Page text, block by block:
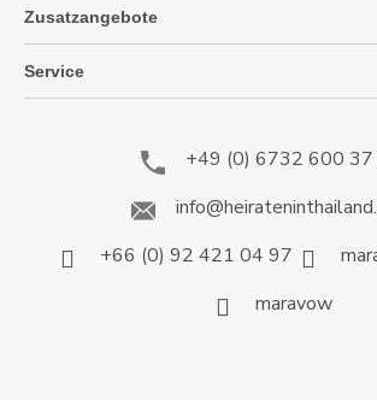
Zusatzangebote
Service
+49 (0) 6732 600
+66 (0) 92 421 04 97
maravow